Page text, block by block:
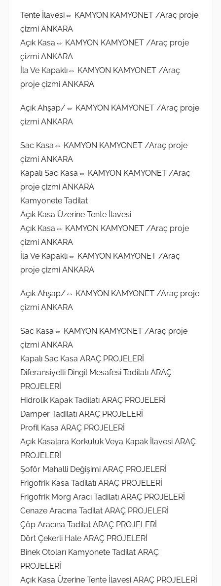
r
i
l
m
i
ş
r
a
l
ı
k
2
1
9
a
r
i
h
i
n
d
g
n
d
i
m
Tente İlavesi⇔ KAMYON KAMYONET /Araç proje
çizmi ANKARA
Açık Kasa⇔ KAMYON KAMYONET /Araç proje
çizmi ANKARA
İla Ve Kapaklı⇔ KAMYON KAMYONET /Araç
proje çizmi ANKARA
Açık Ahşap/⇔ KAMYON KAMYONET /Araç proje
çizmi ANKARA
Sac Kasa⇔ KAMYON KAMYONET /Araç proje
çizmi ANKARA
Kapalı Sac Kasa⇔ KAMYON KAMYONET /Araç
proje çizmi ANKARA
Kamyonete Tadilat
Açık Kasa Üzerine Tente İlavesi
Açık Kasa⇔ KAMYON KAMYONET /Araç proje
çizmi ANKARA
İla Ve Kapaklı⇔ KAMYON KAMYONET /Araç
proje çizmi ANKARA
Açık Ahşap/⇔ KAMYON KAMYONET /Araç proje
çizmi ANKARA
Sac Kasa⇔ KAMYON KAMYONET /Araç proje
çizmi ANKARA
Kapalı Sac Kasa ARAÇ PROJELERİ
Diferansiyelli Dingil Mesafesi Tadilatı ARAÇ
PROJELERİ
Hidrolik Kapak Tadilatı ARAÇ PROJELERİ
Damper Tadilatı ARAÇ PROJELERİ
Profil Kasa ARAÇ PROJELERİ
Açık Kasalara Korkuluk Veya Kapak İlavesi ARAÇ
PROJELERİ
Şoför Mahalli Değişimi ARAÇ PROJELERİ
Frigofrik Kasa Tadilatı ARAÇ PROJELERİ
Frigofrik Morg Aracı Tadilatı ARAÇ PROJELERİ
Cenaze Aracına Tadilat ARAÇ PROJELERİ
Çöp Aracına Tadilat ARAÇ PROJELERİ
Dört Çekerli Hale ARAÇ PROJELERİ
Binek Otoları Kamyonete Tadilat ARAÇ
PROJELERİ
Açık Kasa Üzerine Tente İlavesi ARAÇ PROJELERİ